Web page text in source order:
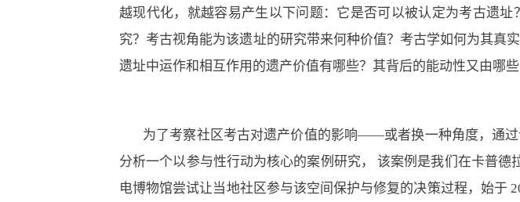
越现代化，就越容易产生以下问题：它是否可以被认定为考古遗
究？考古视角能为该遗址的研究带来何种价值？考古学如何为其真
遗址中运作和相互作用的遗产价值有哪些？其背后的能动性又由哪些
为了考察社区考古对遗产价值的影响——或者换一种角度，通
分析一个以参与性行动为核心的案例研究， 该案例是我们在卡普
电博物馆尝试让当地社区参与该空间保护与修复的决策过程，始于